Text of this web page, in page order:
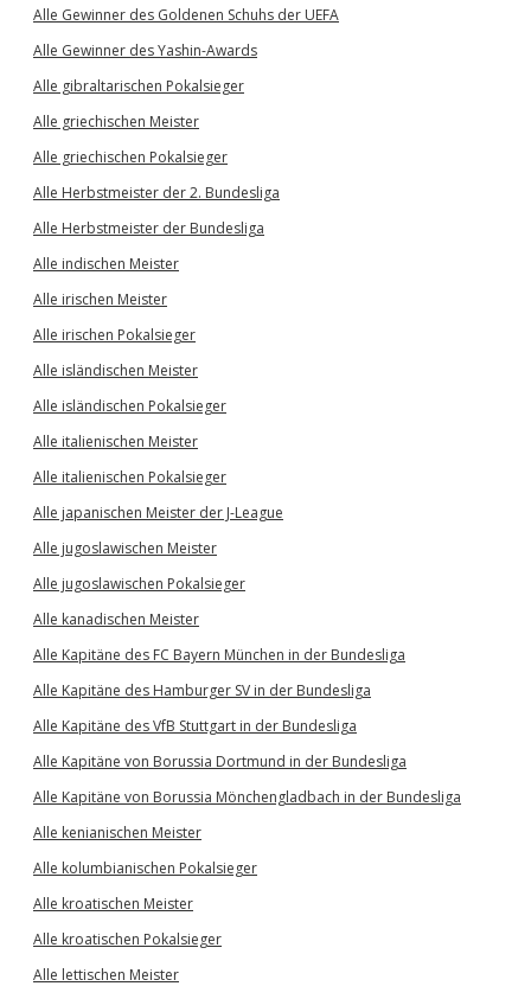
Alle Gewinner des Goldenen Schuhs der UEFA
Alle Gewinner des Yashin-Awards
Alle gibraltarischen Pokalsieger
Alle griechischen Meister
Alle griechischen Pokalsieger
Alle Herbstmeister der 2. Bundesliga
Alle Herbstmeister der Bundesliga
Alle indischen Meister
Alle irischen Meister
Alle irischen Pokalsieger
Alle isländischen Meister
Alle isländischen Pokalsieger
Alle italienischen Meister
Alle italienischen Pokalsieger
Alle japanischen Meister der J-League
Alle jugoslawischen Meister
Alle jugoslawischen Pokalsieger
Alle kanadischen Meister
Alle Kapitäne des FC Bayern München in der Bundesliga
Alle Kapitäne des Hamburger SV in der Bundesliga
Alle Kapitäne des VfB Stuttgart in der Bundesliga
Alle Kapitäne von Borussia Dortmund in der Bundesliga
Alle Kapitäne von Borussia Mönchengladbach in der Bundesliga
Alle kenianischen Meister
Alle kolumbianischen Pokalsieger
Alle kroatischen Meister
Alle kroatischen Pokalsieger
Alle lettischen Meister